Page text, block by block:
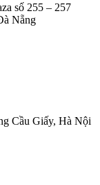
số 255 – 257
Nẵng
Cầu Giấy, Hà Nội